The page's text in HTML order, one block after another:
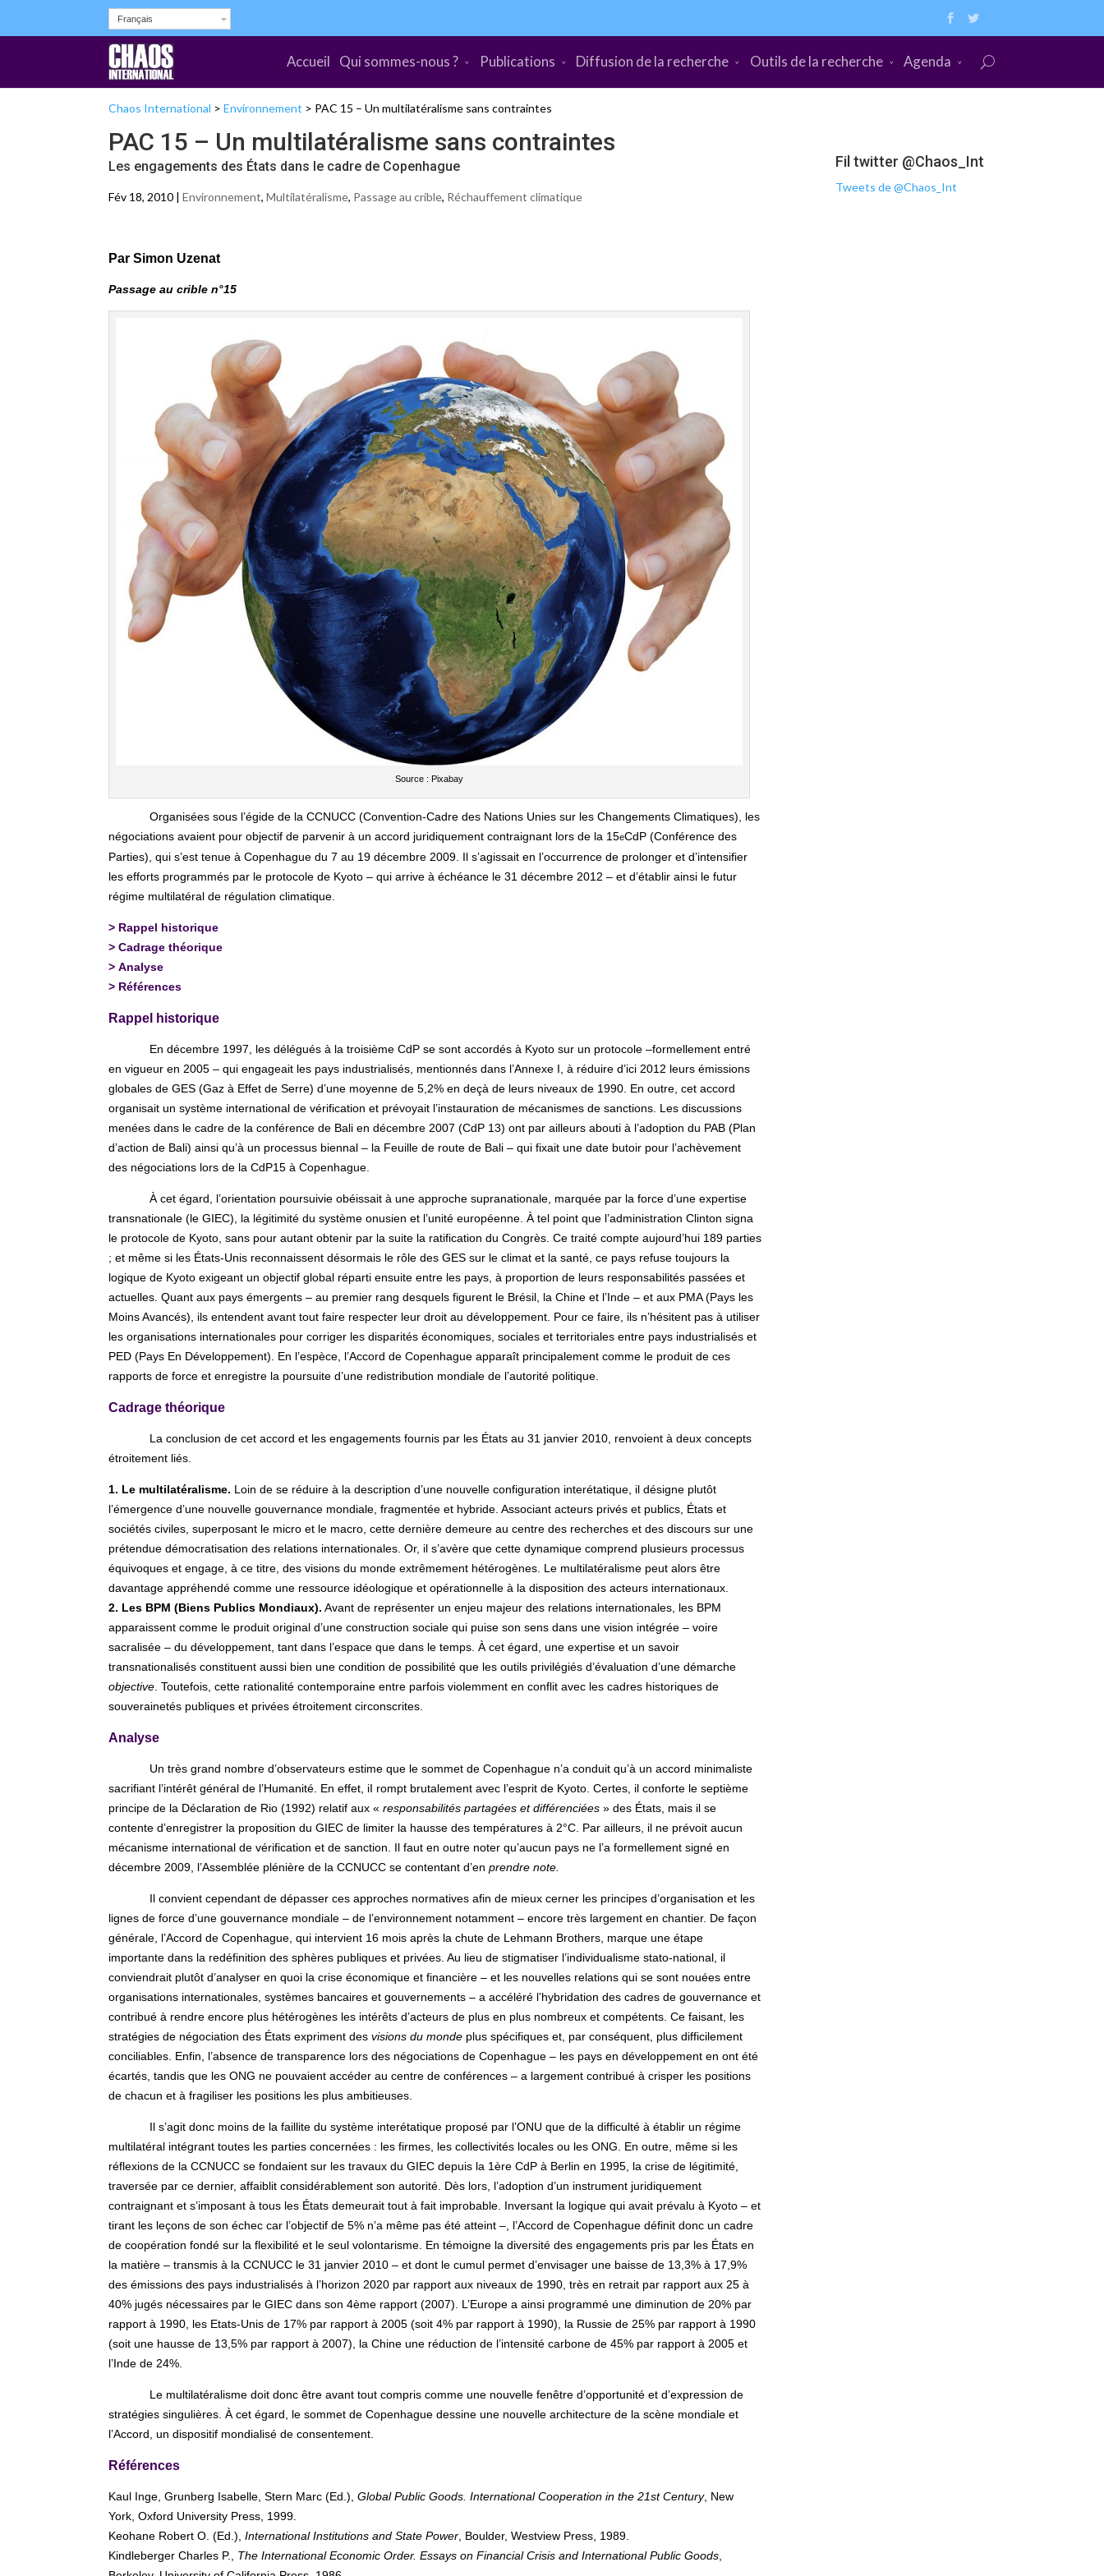
Français
Accueil Qui sommes-nous ? Publications Diffusion de la recherche Outils de la recherche Agenda
Chaos International > Environnement > PAC 15 – Un multilatéralisme sans contraintes
PAC 15 – Un multilatéralisme sans contraintes
Les engagements des États dans le cadre de Copenhague
Fév 18, 2010 | Environnement, Multilatéralisme, Passage au crible, Réchauffement climatique
Par Simon Uzenat
Passage au crible n°15
Source : Pixabay
Organisées sous l’égide de la CCNUCC (Convention-Cadre des Nations Unies sur les Changements Climatiques), les
négociations avaient pour objectif de parvenir à un accord juridiquement contraignant lors de la 15eCdP (Conférence des
Parties), qui s’est tenue à Copenhague du 7 au 19 décembre 2009. Il s’agissait en l’occurrence de prolonger et d’intensifier
les efforts programmés par le protocole de Kyoto – qui arrive à échéance le 31 décembre 2012 – et d’établir ainsi le futur
régime multilatéral de régulation climatique.
> Rappel historique
> Cadrage théorique
> Analyse
> Références
Rappel historique
En décembre 1997, les délégués à la troisième CdP se sont accordés à Kyoto sur un protocole –formellement entré
en vigueur en 2005 – qui engageait les pays industrialisés, mentionnés dans l’Annexe I, à réduire d’ici 2012 leurs émissions
globales de GES (Gaz à Effet de Serre) d’une moyenne de 5,2% en deçà de leurs niveaux de 1990. En outre, cet accord
organisait un système international de vérification et prévoyait l’instauration de mécanismes de sanctions. Les discussions
menées dans le cadre de la conférence de Bali en décembre 2007 (CdP 13) ont par ailleurs abouti à l’adoption du PAB (Plan
d’action de Bali) ainsi qu’à un processus biennal – la Feuille de route de Bali – qui fixait une date butoir pour l’achèvement
des négociations lors de la CdP15 à Copenhague.
À cet égard, l’orientation poursuivie obéissait à une approche supranationale, marquée par la force d’une expertise
transnationale (le GIEC), la légitimité du système onusien et l’unité européenne. À tel point que l’administration Clinton signa
le protocole de Kyoto, sans pour autant obtenir par la suite la ratification du Congrès. Ce traité compte aujourd’hui 189 parties
; et même si les États-Unis reconnaissent désormais le rôle des GES sur le climat et la santé, ce pays refuse toujours la
logique de Kyoto exigeant un objectif global réparti ensuite entre les pays, à proportion de leurs responsabilités passées et
actuelles. Quant aux pays émergents – au premier rang desquels figurent le Brésil, la Chine et l’Inde – et aux PMA (Pays les
Moins Avancés), ils entendent avant tout faire respecter leur droit au développement. Pour ce faire, ils n’hésitent pas à utiliser
les organisations internationales pour corriger les disparités économiques, sociales et territoriales entre pays industrialisés et
PED (Pays En Développement). En l’espèce, l’Accord de Copenhague apparaît principalement comme le produit de ces
rapports de force et enregistre la poursuite d’une redistribution mondiale de l’autorité politique.
Cadrage théorique
La conclusion de cet accord et les engagements fournis par les États au 31 janvier 2010, renvoient à deux concepts
étroitement liés.
1. Le multilatéralisme. Loin de se réduire à la description d’une nouvelle configuration interétatique, il désigne plutôt
l’émergence d’une nouvelle gouvernance mondiale, fragmentée et hybride. Associant acteurs privés et publics, États et
sociétés civiles, superposant le micro et le macro, cette dernière demeure au centre des recherches et des discours sur une
prétendue démocratisation des relations internationales. Or, il s’avère que cette dynamique comprend plusieurs processus
équivoques et engage, à ce titre, des visions du monde extrêmement hétérogènes. Le multilatéralisme peut alors être
davantage appréhendé comme une ressource idéologique et opérationnelle à la disposition des acteurs internationaux.
2. Les BPM (Biens Publics Mondiaux). Avant de représenter un enjeu majeur des relations internationales, les BPM
apparaissent comme le produit original d’une construction sociale qui puise son sens dans une vision intégrée – voire
sacralisée – du développement, tant dans l’espace que dans le temps. À cet égard, une expertise et un savoir
transnationalisés constituent aussi bien une condition de possibilité que les outils privilégiés d’évaluation d’une démarche
objective . Toutefois, cette rationalité contemporaine entre parfois violemment en conflit avec les cadres historiques de
souverainetés publiques et privées étroitement circonscrites.
Analyse
Un très grand nombre d’observateurs estime que le sommet de Copenhague n’a conduit qu’à un accord minimaliste
sacrifiant l’intérêt général de l’Humanité. En effet, iI rompt brutalement avec l’esprit de Kyoto. Certes, il conforte le septième
principe de la Déclaration de Rio (1992) relatif aux « responsabilités partagées et différenciées » des États, mais il se
contente d’enregistrer la proposition du GIEC de limiter la hausse des températures à 2°C. Par ailleurs, il ne prévoit aucun
mécanisme international de vérification et de sanction. Il faut en outre noter qu’aucun pays ne l’a formellement signé en
décembre 2009, l’Assemblée plénière de la CCNUCC se contentant d’en prendre note.
Il convient cependant de dépasser ces approches normatives afin de mieux cerner les principes d’organisation et les
lignes de force d’une gouvernance mondiale – de l’environnement notamment – encore très largement en chantier. De façon
générale, l’Accord de Copenhague, qui intervient 16 mois après la chute de Lehmann Brothers, marque une étape
importante dans la redéfinition des sphères publiques et privées. Au lieu de stigmatiser l’individualisme stato-national, il
conviendrait plutôt d’analyser en quoi la crise économique et financière – et les nouvelles relations qui se sont nouées entre
organisations internationales, systèmes bancaires et gouvernements – a accéléré l’hybridation des cadres de gouvernance et
contribué à rendre encore plus hétérogènes les intérêts d’acteurs de plus en plus nombreux et compétents. Ce faisant, les
stratégies de négociation des États expriment des visions du monde plus spécifiques et, par conséquent, plus difficilement
conciliables. Enfin, l’absence de transparence lors des négociations de Copenhague – les pays en développement en ont été
écartés, tandis que les ONG ne pouvaient accéder au centre de conférences – a largement contribué à crisper les positions
de chacun et à fragiliser les positions les plus ambitieuses.
Il s’agit donc moins de la faillite du système interétatique proposé par l’ONU que de la difficulté à établir un régime
multilatéral intégrant toutes les parties concernées : les firmes, les collectivités locales ou les ONG. En outre, même si les
réflexions de la CCNUCC se fondaient sur les travaux du GIEC depuis la 1ère CdP à Berlin en 1995, la crise de légitimité,
traversée par ce dernier, affaiblit considérablement son autorité. Dès lors, l’adoption d’un instrument juridiquement
contraignant et s’imposant à tous les États demeurait tout à fait improbable. Inversant la logique qui avait prévalu à Kyoto – et
tirant les leçons de son échec car l’objectif de 5% n’a même pas été atteint –, l’Accord de Copenhague définit donc un cadre
de coopération fondé sur la flexibilité et le seul volontarisme. En témoigne la diversité des engagements pris par les États en
la matière – transmis à la CCNUCC le 31 janvier 2010 – et dont le cumul permet d’envisager une baisse de 13,3% à 17,9%
des émissions des pays industrialisés à l’horizon 2020 par rapport aux niveaux de 1990, très en retrait par rapport aux 25 à
40% jugés nécessaires par le GIEC dans son 4ème rapport (2007). L’Europe a ainsi programmé une diminution de 20% par
rapport à 1990, les Etats-Unis de 17% par rapport à 2005 (soit 4% par rapport à 1990), la Russie de 25% par rapport à 1990
(soit une hausse de 13,5% par rapport à 2007), la Chine une réduction de l’intensité carbone de 45% par rapport à 2005 et
l’Inde de 24%.
Le multilatéralisme doit donc être avant tout compris comme une nouvelle fenêtre d’opportunité et d’expression de
stratégies singulières. À cet égard, le sommet de Copenhague dessine une nouvelle architecture de la scène mondiale et
l’Accord, un dispositif mondialisé de consentement.
Références
Kaul Inge, Grunberg Isabelle, Stern Marc (Ed.), Global Public Goods. International Cooperation in the 21st Century, New
York, Oxford University Press, 1999.
Keohane Robert O. (Ed.), International Institutions and State Power , Boulder, Westview Press, 1989.
Kindleberger Charles P., The International Economic Order. Essays on Financial Crisis and International Public Goods
Fil twitter @Chaos_Int
Tweets de @Chaos_Int